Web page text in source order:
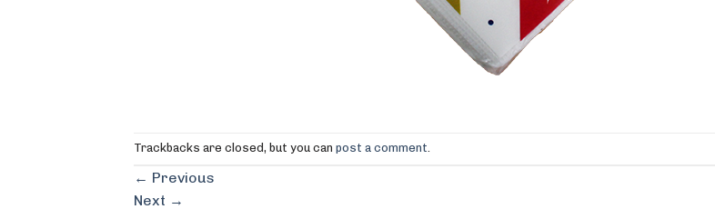
Trackbacks are closed, but you can post a comment
← Previous
Next →